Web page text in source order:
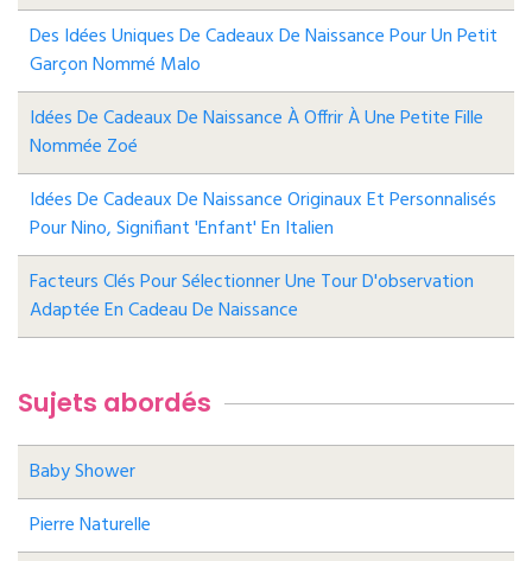
Des Idées Uniques De Cadeaux De Naissance Pour Un Petit
Garçon Nommé Malo
Idées De Cadeaux De Naissance À Offrir À Une Petite Fille
Nommée Zoé
Idées De Cadeaux De Naissance Originaux Et Personnalisés
Pour Nino, Signifiant 'enfant' En Italien
Facteurs Clés Pour Sélectionner Une Tour D'observation
Adaptée En Cadeau De Naissance
Sujets abordés
Baby Shower
Pierre Naturelle